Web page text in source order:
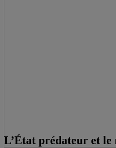
L’État prédateur et le